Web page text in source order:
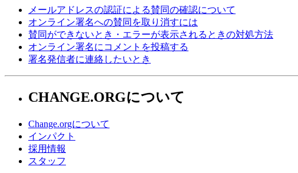
メールアドレスの認証による賛同の確認について
オンライン署名への賛同を取り消すには
賛同ができないとき・エラーが表示されるときの対処方法
オンライン署名にコメントを投稿する
署名発信者に連絡したいとき
CHANGE.ORGについて
Change.orgについて
インパクト
採用情報
スタッフ